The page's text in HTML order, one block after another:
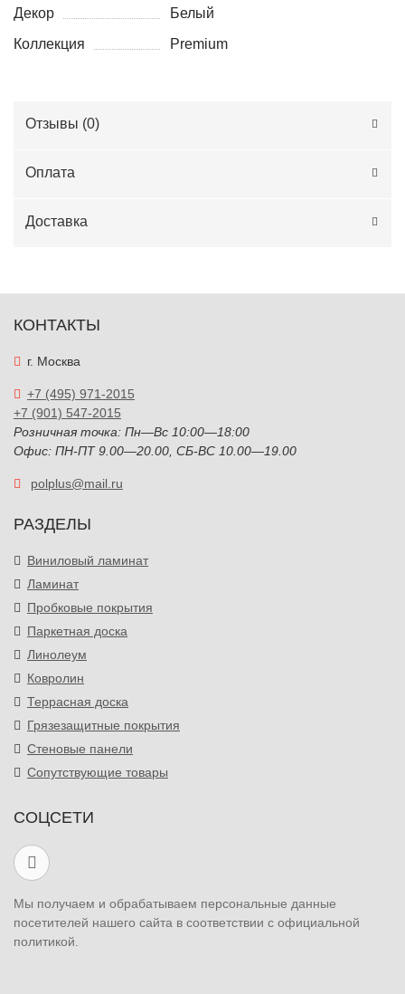
Декор
Белый
Коллекция
Premium
Отзывы (0)
Оплата
Доставка
КОНТАКТЫ
г. Москва
+7 (495) 971-2015
+7 (901) 547-2015
Розничная точка: Пн—Вс 10:00—18:00
Офис: ПН-ПТ 9.00—20.00, СБ-ВС 10.00—19.00
polplus@mail.ru
РАЗДЕЛЫ
Виниловый ламинат
Ламинат
Пробковые покрытия
Паркетная доска
Линолеум
Ковролин
Террасная доска
Грязезащитные покрытия
Стеновые панели
Сопутствующие товары
СОЦСЕТИ
Мы получаем и обрабатываем персональные данные
посетителей нашего сайта в соответствии с официальной
политикой.